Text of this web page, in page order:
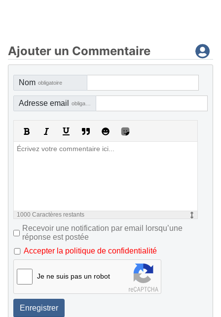
Ajouter un Commentaire
Nom obligatoire
Adresse email
1000 Caractères restants
Recevoir une notification par email lorsqu’une
réponse est postée
Accepter la politique de confidentialité
Je ne suis pas un robot
Enregistrer